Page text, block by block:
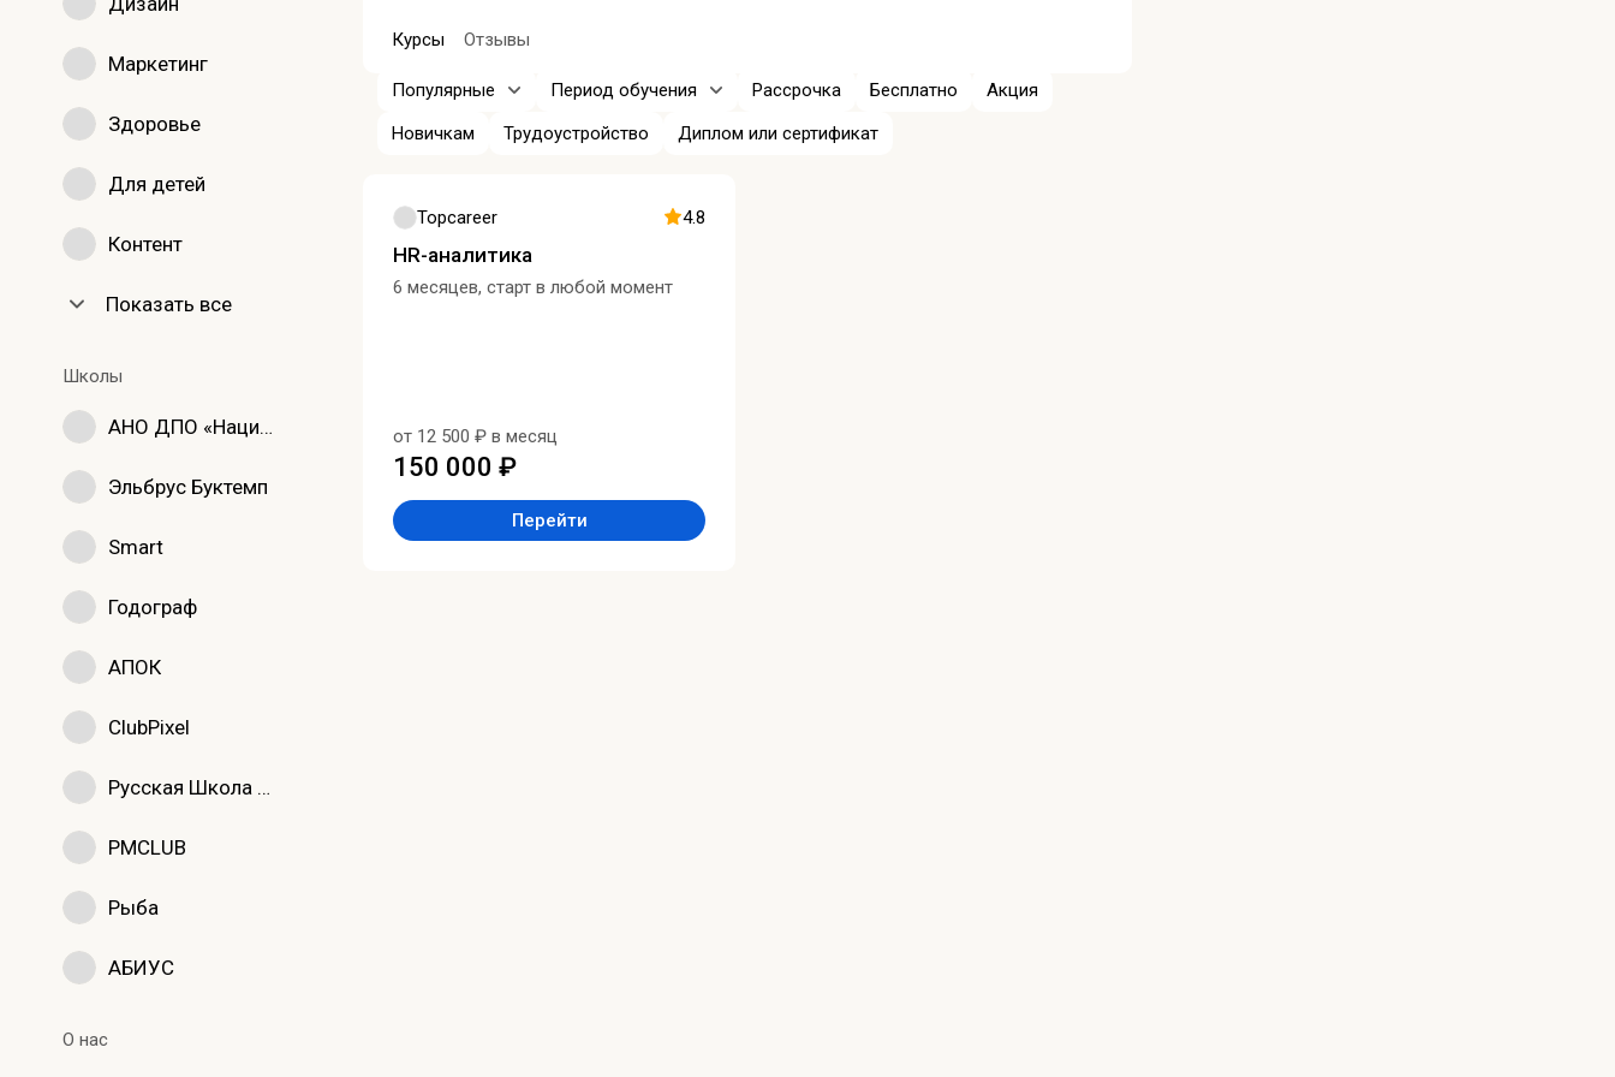
Маркетинг
Здоровье
Для детей
Контент
Показать все
Школы
АНО ДПО «Национальный исследовательский университет дополнительного образования и профессионального обучения имени К.Д. Ушинского»
Эльбрус Буктемп
Smart
Годограф
АПОК
ClubPixel
Русская Школа Управления
PMCLUB
Рыба
АБИУС
О нас
Курсы Отзывы
Популярные Период обучения Рассрочка Бесплатно
Акция
Новичкам
Трудоустройство Диплом или сертификат
Topcareer 4.8
HR-аналитика
6 месяцев, старт в любой момент
от 12 500 ₽ в месяц
150 000 ₽
Перейти